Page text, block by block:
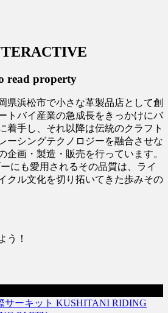
read property
県浜松市で小さな革製品店として創
トバイ産業の急成長をきっかけにバ
着手し、それ以降は伝統のクラフト
ーシングテクノロジーを融合させな
企画・製造・販売を行っています。
にも愛用されるその品質は、ライ
クル文化を切り拓いてきた歩みその
う！